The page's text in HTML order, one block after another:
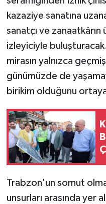
kazaziye sanatına
sanatçı ve
izleyiciyle
mirasın yalnızca
günümüzde de
birikim olduğunu
Trabzon'un somut
unsurları arasında yer